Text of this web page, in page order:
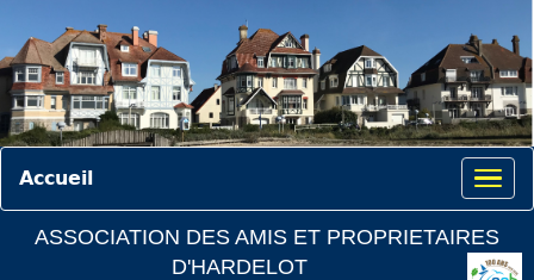
Accueil
ASSOCIATION DES AMIS ET PROPRIETAIRES
D'HARDELOT